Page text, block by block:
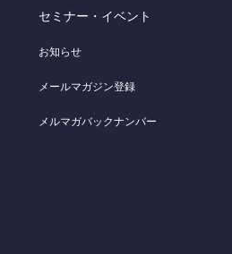
セミナー・イベント
お知らせ
メールマガジン登録
メルマガバックナンバー